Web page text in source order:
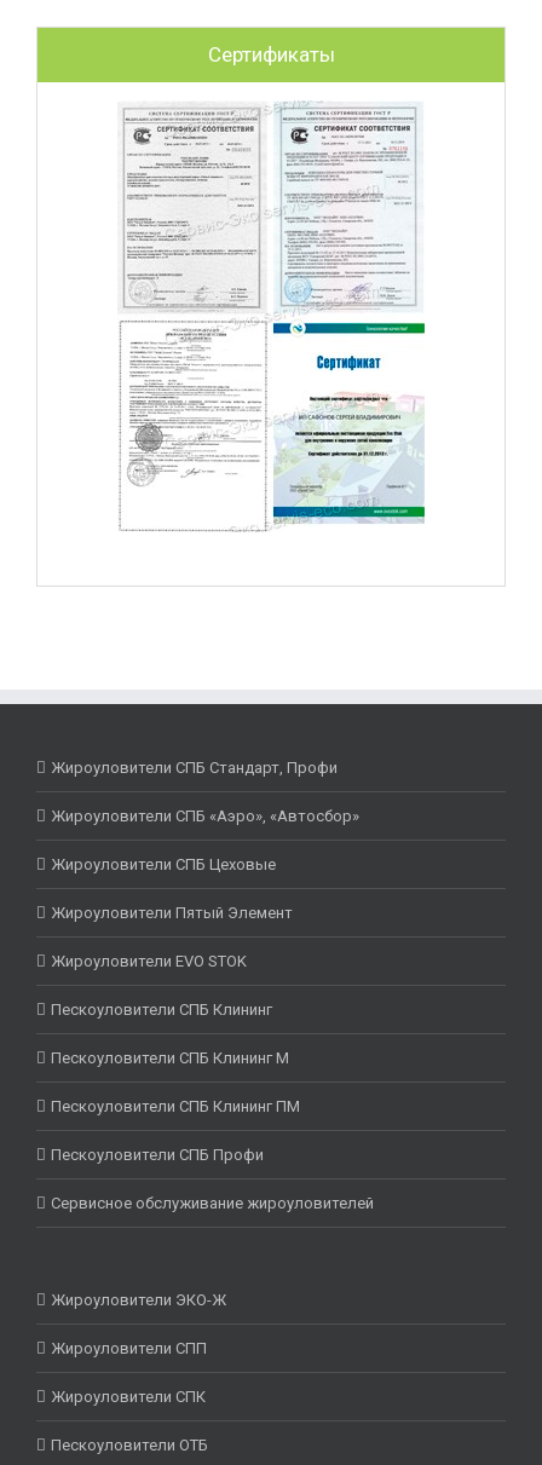
Сертификаты
Жироуловители СПБ Стандарт, Профи
Жироуловители СПБ «Аэро», «Автосбор»
Жироуловители СПБ Цеховые
Жироуловители Пятый Элемент
Жироуловители EVO STOK
Пескоуловители СПБ Клининг
Пескоуловители СПБ Клининг М
Пескоуловители СПБ Клининг ПМ
Пескоуловители СПБ Профи
Сервисное обслуживание жироуловителей
Жироуловители ЭКО-Ж
Жироуловители СПП
Жироуловители СПК
Пескоуловители ОТБ